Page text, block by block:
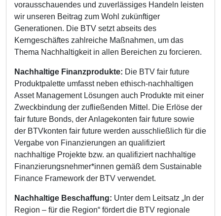
vorausschauendes und zuverlässiges Handeln leisten
wir unseren Beitrag zum Wohl zukünftiger
Generationen. Die BTV setzt abseits des
Kerngeschäftes zahlreiche Maßnahmen, um das
Thema Nachhaltigkeit in allen Bereichen zu forcieren.
Nachhaltige Finanzprodukte: Die BTV fair future
Produktpalette umfasst neben ethisch-nachhaltigen
Asset Management Lösungen auch Produkte mit einer
Zweckbindung der zufließenden Mittel. Die Erlöse der
fair future Bonds, der Anlagekonten fair future sowie
der BTVkonten fair future werden ausschließlich für die
Vergabe von Finanzierungen an qualifiziert
nachhaltige Projekte bzw. an qualifiziert nachhaltige
Finanzierungsnehmer*innen gemäß dem Sustainable
Finance Framework der BTV verwendet.
Nachhaltige Beschaffung: Unter dem Leitsatz „In der
Region – für die Region“ fördert die BTV regionale